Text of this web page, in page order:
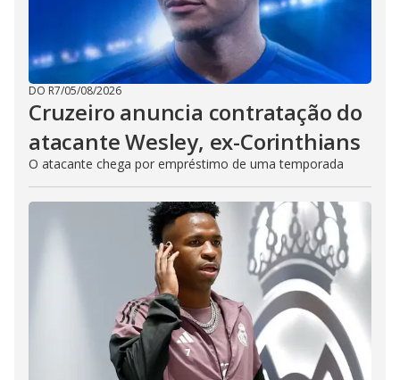
DO R7/05/08/2026
Cruzeiro anuncia contratação do
atacante Wesley, ex-Corinthians
O atacante chega por empréstimo de uma temporada